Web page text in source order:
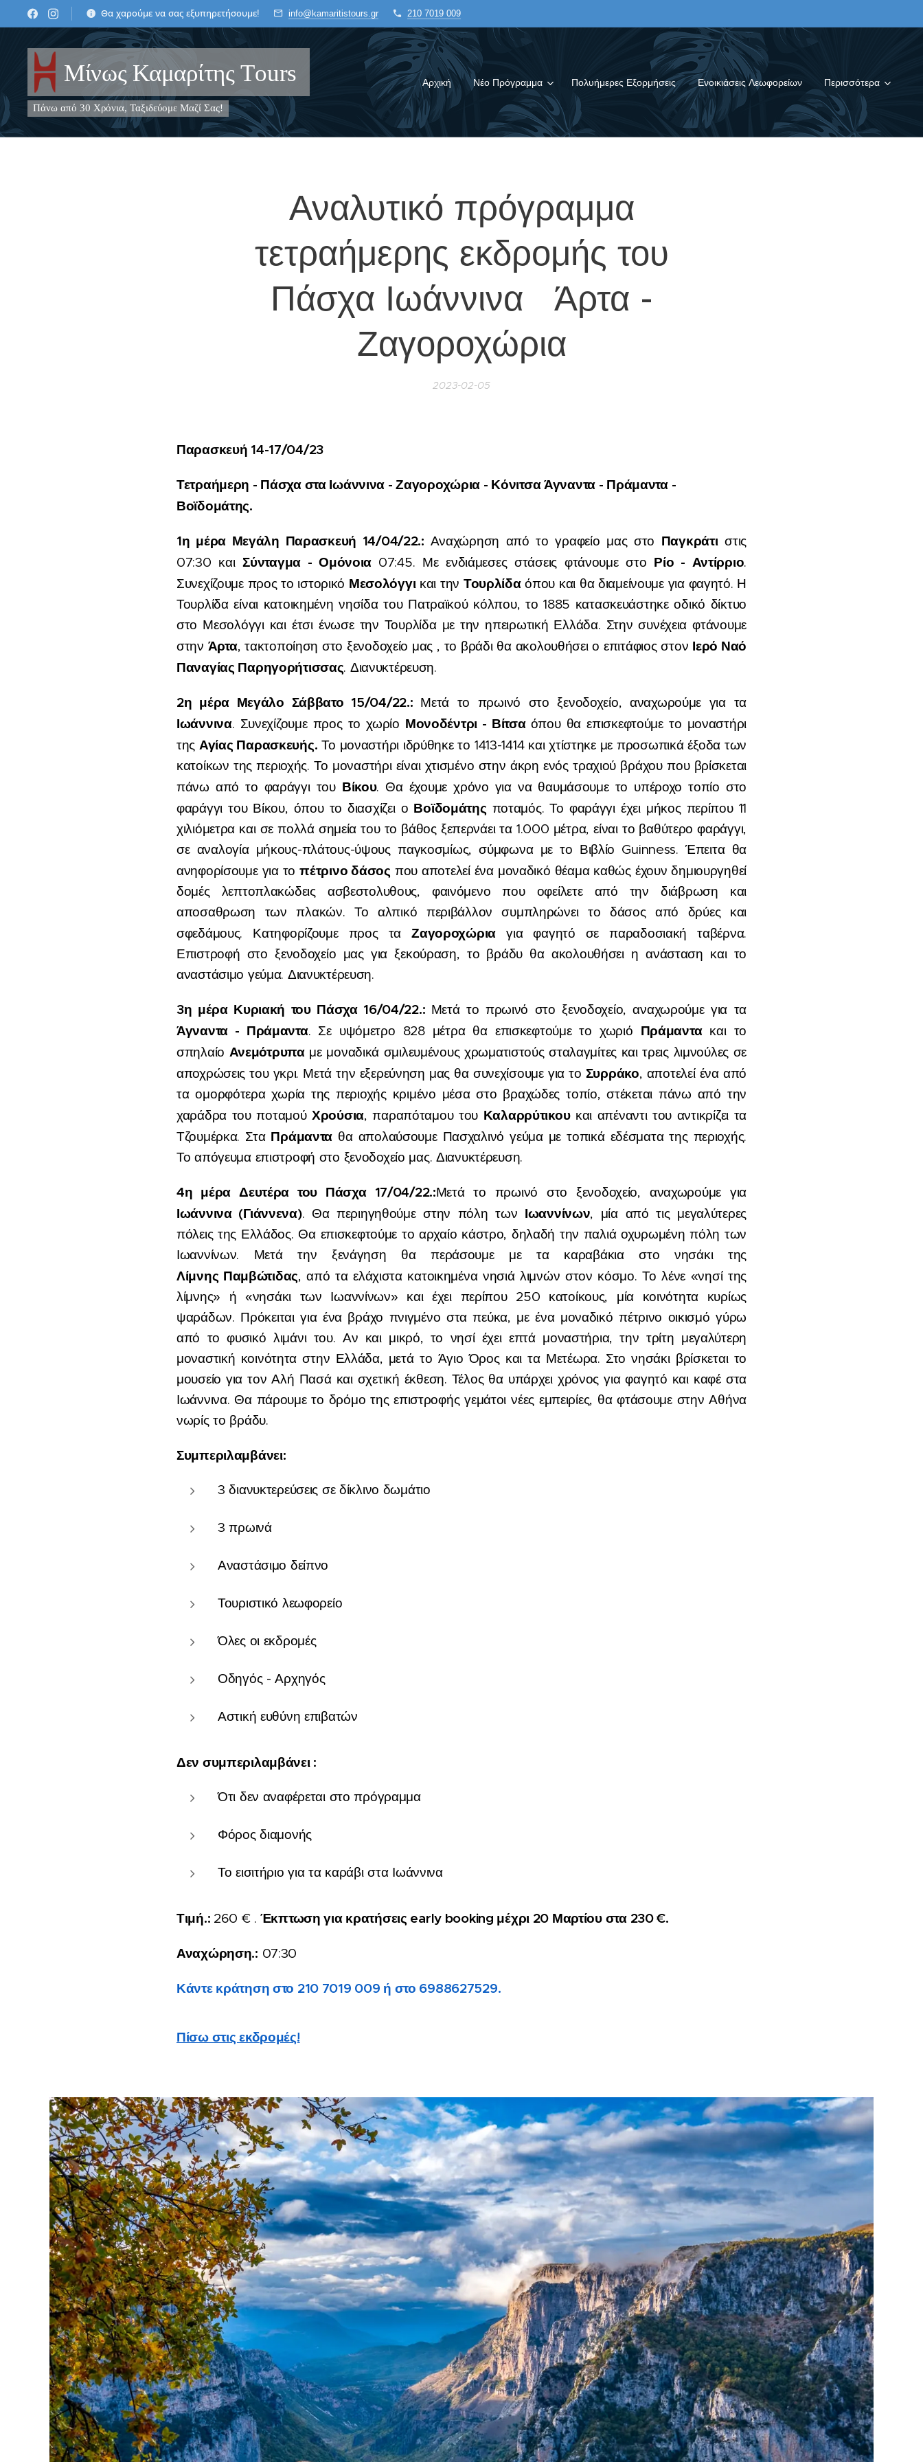
Θα χαρούμε να σας εξυπηρετήσουμε! info@kamaritistours.gr 210 7019 009
Μίνως Καμαρίτης Τours
Πάνω από 30 Χρόνια, Ταξιδεύομε Μαζί Σας!
Αρχική Νέο Πρόγραμμα Πολυήμερες Εξορμήσεις Ενοικιάσεις Λεωφορείων Περισσότερα
Αναλυτικό πρόγραμμα
τετραήμερης εκδρομής του
Πάσχα Ιωάννινα Άρτα -
Ζαγοροχώρια
2023-02-05
Παρασκευή 14-17/04/23
Τετραήμερη - Πάσχα στα Ιωάννινα - Ζαγοροχώρια - Κόνιτσα Άγναντα - Πράμαντα -
Βοϊδομάτης.
1η μέρα Μεγάλη Παρασκευή 14/04/22.: Αναχώρηση από το γραφείο μας στο Παγκράτιστις
07:30 καιΣύνταγμα - Ομόνοια 07:45. Με ενδιάμεσες στάσεις φτάνουμε στο Ρίο - Αντίρριο.
Συνεχίζουμε προς το ιστορικό Μεσολόγγικαι την Τουρλίδαόπου και θα διαμείνουμε για φαγητό. Η
Τουρλίδα είναι κατοικημένη νησίδα του Πατραϊκού κόλπου, το 1885 κατασκευάστηκε οδικό δίκτυο
στο Μεσολόγγι και έτσι ένωσε την Τουρλίδα με την ηπειρωτική Ελλάδα. Στην συνέχεια φτάνουμε
στην Άρτα, τακτοποίηση στο ξενοδοχείο μας , το βράδι θα ακολουθήσει ο επιτάφιος στον Ιερό Ναό
Παναγίας Παρηγορήτισσας. Διανυκτέρευση.
2η μέρα Μεγάλο Σάββατο 15/04/22.: Μετά το πρωινό στο ξενοδοχείο, αναχωρούμε για τα
Ιωάννινα. Συνεχίζουμε προς το χωρίο Μονοδέντρι - Βίτσα όπου θα επισκεφτούμε το μοναστήρι
τηςΑγίας Παρασκευής. Το μοναστήρι ιδρύθηκε το 1413-1414 και χτίστηκε με προσωπικά έξοδα των
κατοίκων της περιοχής. Το μοναστήρι είναι χτισμένο στην άκρη ενός τραχιού βράχου που βρίσκεται
πάνω από το φαράγγι του Βίκου. Θα έχουμε χρόνο για να θαυμάσουμε το υπέροχο τοπίο στο
φαράγγι του Βίκου, όπου το διασχίζει ο Βοϊδομάτης ποταμός. Το φαράγγι έχει μήκος περίπου 11
χιλιόμετρα και σε πολλά σημεία του το βάθος ξεπερνάει τα 1.000 μέτρα, είναι το βαθύτερο φαράγγι,
σε αναλογία μήκους-πλάτους-ύψους παγκοσμίως, σύμφωνα με το Βιβλίο Guinness. Έπειτα θα
ανηφορίσουμε για τοπέτρινο δάσος που αποτελεί ένα μοναδικό θέαμα καθώς έχουν δημιουργηθεί
δομές λεπτοπλακώδεις ασβεστολυθους, φαινόμενο που οφείλετε από την διάβρωση και
αποσαθρωση των πλακών. Το αλπικό περιβάλλον συμπληρώνει το δάσος από δρύες και
σφεδάμους. Κατηφορίζουμε προς ταΖαγοροχώρια για φαγητό σε παραδοσιακή ταβέρνα.
Επιστροφή στο ξενοδοχείο μας για ξεκούραση, το βράδυ θα ακολουθήσει η ανάσταση και το
αναστάσιμο γεύμα. Διανυκτέρευση.
3η μέρα Κυριακή του Πάσχα 16/04/22.: Μετά το πρωινό στο ξενοδοχείο, αναχωρούμε για τα
Άγναντα - Πράμαντα. Σε υψόμετρο 828 μέτρα θα επισκεφτούμε το χωριό Πράμαντακαι το
σπηλαίο Ανεμότρυπαμε μοναδικά σμιλευμένους χρωματιστούς σταλαγμίτες και τρεις λιμνούλες σε
αποχρώσεις του γκρι. Μετά την εξερεύνηση μας θα συνεχίσουμε για το Συρράκο, αποτελεί ένα από
τα ομορφότερα χωρία της περιοχής κριμένο μέσα στο βραχώδες τοπίο, στέκεται πάνω από την
χαράδρα του ποταμούΧρούσια, παραπόταμου του Καλαρρύτικουκαι απέναντι του αντικρίζει τα
Τζουμέρκα. Στα Πράμαντα θα απολαύσουμε Πασχαλινό γεύμα με τοπικά εδέσματα της περιοχής.
Το απόγευμα επιστροφή στο ξενοδοχείο μας. Διανυκτέρευση.
4η μέρα Δευτέρα του Πάσχα 17/04/22.:Μετά το πρωινό στο ξενοδοχείο, αναχωρούμε για
Ιωάννινα (Γιάννενα). Θα περιηγηθούμε στην πόλη των Ιωαννίνων, μία από τις μεγαλύτερες
πόλεις της Ελλάδος. Θα επισκεφτούμε το αρχαίο κάστρο, δηλαδή την παλιά οχυρωμένη πόλη των
Ιωαννίνων. Μετά την ξενάγηση θα περάσουμε με τα καραβάκια στο νησάκι της
Λίμνης Παμβώτιδας, από τα ελάχιστα κατοικημένα νησιά λιμνών στον κόσμο. Το λένε «νησί της
λίμνης» ή «νησάκι των Ιωαννίνων» και έχει περίπου 250 κατοίκους, μία κοινότητα κυρίως
ψαράδων. Πρόκειται για ένα βράχο πνιγμένο στα πεύκα, με ένα μοναδικό πέτρινο οικισμό γύρω
από το φυσικό λιμάνι του. Αν και μικρό, το νησί έχει επτά μοναστήρια, την τρίτη μεγαλύτερη
μοναστική κοινότητα στην Ελλάδα, μετά το Άγιο Όρος και τα Μετέωρα. Στο νησάκι βρίσκεται το
μουσείο για τον Αλή Πασά και σχετική έκθεση. Τέλος θα υπάρχει χρόνος για φαγητό και καφέ στα
Ιωάννινα. Θα πάρουμε το δρόμο της επιστροφής γεμάτοι νέες εμπειρίες, θα φτάσουμε στην Αθήνα
νωρίς το βράδυ.
Συμπεριλαμβάνει:
3 διανυκτερεύσεις σε δίκλινο δωμάτιο
3 πρωινά
Αναστάσιμο δείπνο
Τουριστικό λεωφορείο
Όλες οι εκδρομές
Οδηγός - Αρχηγός
Αστική ευθύνη επιβατών
Δεν συμπεριλαμβάνει :
Ότι δεν αναφέρεται στο πρόγραμμα
Φόρος διαμονής
Το εισιτήριο για τα καράβι στα Ιωάννινα
Τιμή.: 260 € . Έκπτωση για κρατήσεις early booking μέχρι 20 Μαρτίου στα 230 €.
Αναχώρηση.: 07:30
Κάντε κράτηση στο 210 7019 009 ή στο 6988627529.
Πίσω στις εκδρομές!